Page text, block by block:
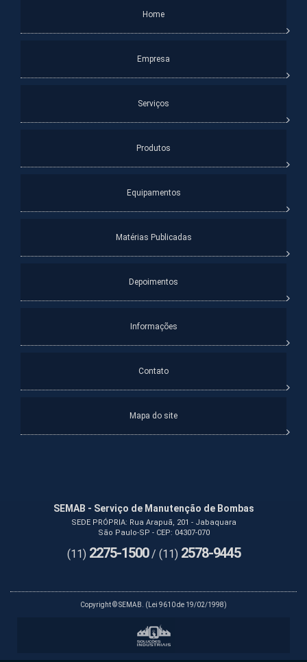
Home
Empresa
Serviços
Produtos
Equipamentos
Matérias Publicadas
Depoimentos
Informações
Contato
Mapa do site
SEMAB - Serviço de Manutenção de Bombas
SEDE PRÓPRIA: Rua Arapuã, 201 - Jabaquara
São Paulo-SP - CEP: 04307-070
(11) 2275-1500/ (11) 2578-9445
Copyright © SEMAB. (Lei 9610 de 19/02/1998)